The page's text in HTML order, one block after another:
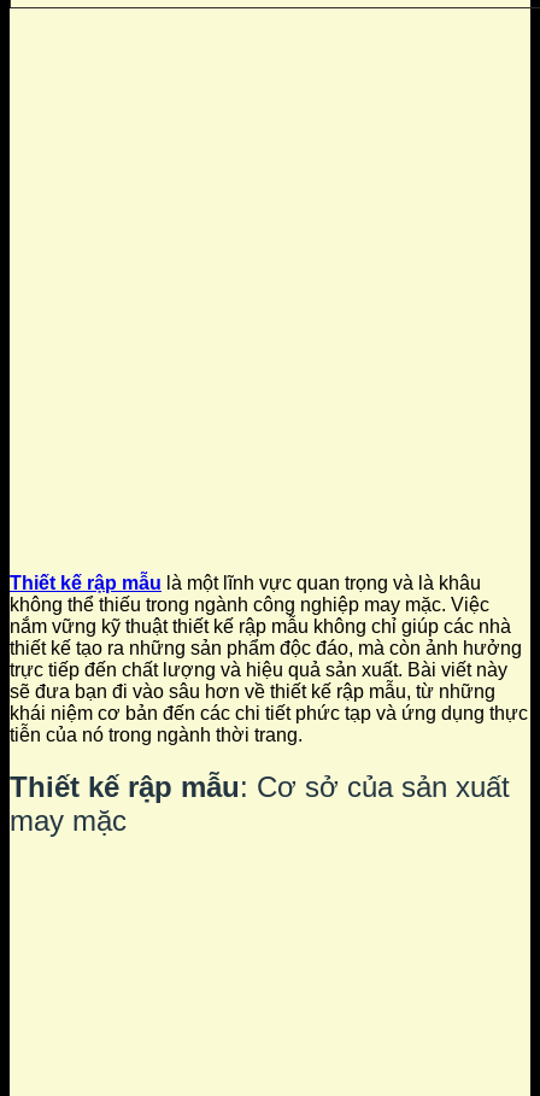
Thiết kế rập mẫu là một lĩnh vực quan trọng và là khâu
không thể thiếu trong ngành công nghiệp may mặc. Việc
nắm vững kỹ thuật thiết kế rập mẫu không chỉ giúp các nhà
thiết kế tạo ra những sản phẩm độc đáo, mà còn ảnh hưởng
trực tiếp đến chất lượng và hiệu quả sản xuất. Bài viết này
sẽ đưa bạn đi vào sâu hơn về thiết kế rập mẫu, từ những
khái niệm cơ bản đến các chi tiết phức tạp và ứng dụng thực
tiễn của nó trong ngành thời trang.
Thiết kế rập mẫu: Cơ sở của sản xuất
may mặc